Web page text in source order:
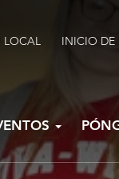
LOCAL INICIO DE